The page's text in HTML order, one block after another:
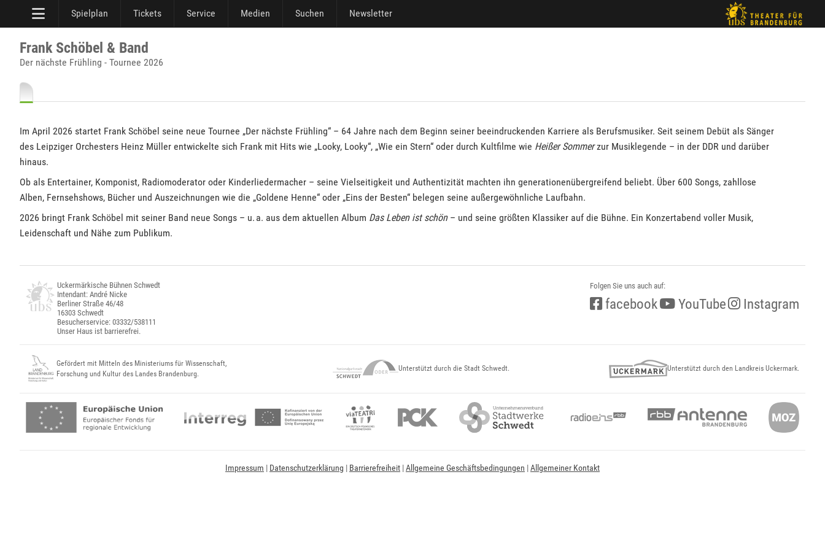
Spielplan Tickets Service Medien Suchen Newsletter
Frank Schöbel & Band
Der nächste Frühling - Tournee 2026
Im April 2026 startet Frank Schöbel seine neue Tournee „Der nächste Frühling“ – 64 Jahre nach dem Beginn seiner beeindruckenden Karriere als Berufsmusiker. Seit seinem Debüt als Sänger
des Leipziger Orchesters Heinz Müller entwickelte sich Frank mit Hits wie „Looky, Looky“, „Wie ein Stern“ oder durch Kultfilme wie Heißer Sommerzur Musiklegende – in der DDR und darüber
hinaus.
Ob als Entertainer, Komponist, Radiomoderator oder Kinderliedermacher – seine Vielseitigkeit und Authentizität machten ihn generationenübergreifend beliebt. Über 600 Songs, zahllose
Alben, Fernsehshows, Bücher und Auszeichnungen wie die „Goldene Henne“ oder „Eins der Besten“ belegen seine außergewöhnliche Laufbahn.
2026 bringt Frank Schöbel mit seiner Band neue Songs – u. a. aus dem aktuellen Album Das Leben ist schön– und seine größten Klassiker auf die Bühne. Ein Konzertabend voller Musik,
Leidenschaft und Nähe zum Publikum.
Uckermärkische Bühnen Schwedt
Intendant: André Nicke
Berliner Straße 46/48
16303 Schwedt
Besucherservice: 03332/538111
Unser Haus ist barrierefrei.
Folgen Sie uns auch auf:
facebook YouTube Instagram
Gefördert mit Mitteln des Ministeriums für Wissenschaft,
Forschung und Kultur des Landes Brandenburg.
Unterstützt durch die Stadt Schwedt. Unterstützt durch den Landkreis Uckermark.
Impressum | Datenschutzerklärung | Barrierefreiheit |Allgemeine Geschäftsbedingungen |Allgemeiner Kontakt